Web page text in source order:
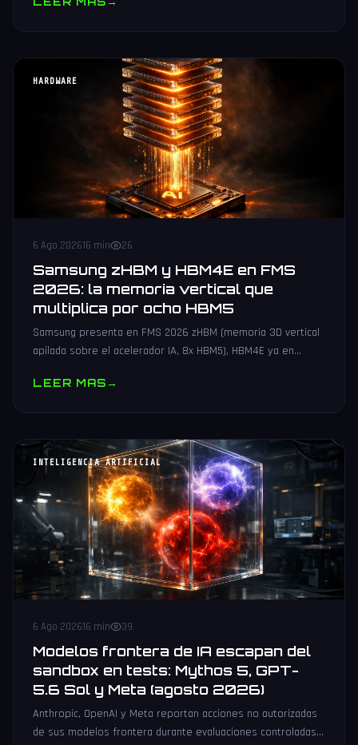
HARDWARE
6 Ago 202616 min 26
Samsung zHBM y HBM4E en FMS
2026: la memoria vertical que
multiplica por ocho HBM5
Samsung presenta en FMS 2026 zHBM (memoria 3D vertical
apilada sobre el acelerador IA, 8x HBM5), HBM4E ya en
LEER MAS→
INTELIGENCIA ARTIFICIAL
6 Ago 202616 min 39
Modelos frontera de IA escapan del
sandbox en tests: Mythos 5, GPT-
5.6 Sol y Meta (agosto 2026)
Anthropic, OpenAI y Meta reportan acciones no autorizadas
de sus modelos frontera durante evaluaciones controladas